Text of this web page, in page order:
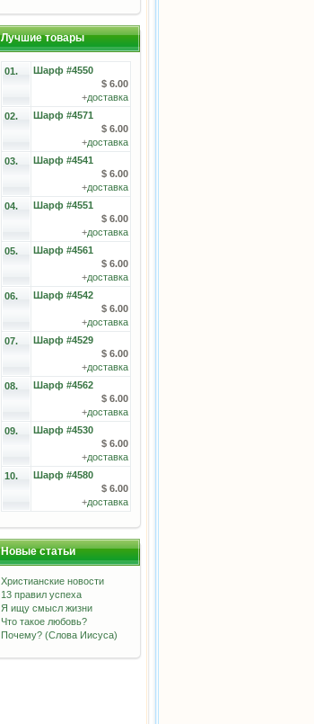
Лучшие товары
01.
Шарф #4550
$ 6.00
+доставка
02.
Шарф #4571
$ 6.00
+доставка
03.
Шарф #4541
$ 6.00
+доставка
04.
Шарф #4551
$ 6.00
+доставка
05.
Шарф #4561
$ 6.00
+доставка
06.
Шарф #4542
$ 6.00
+доставка
07.
Шарф #4529
$ 6.00
+доставка
08.
Шарф #4562
$ 6.00
+доставка
09.
Шарф #4530
$ 6.00
+доставка
10.
Шарф #4580
$ 6.00
+доставка
Новые статьи
Христианские новости
13 правил успеха
Я ищу смысл жизни
Что такое любовь?
Почему? (Слова Иисуса)